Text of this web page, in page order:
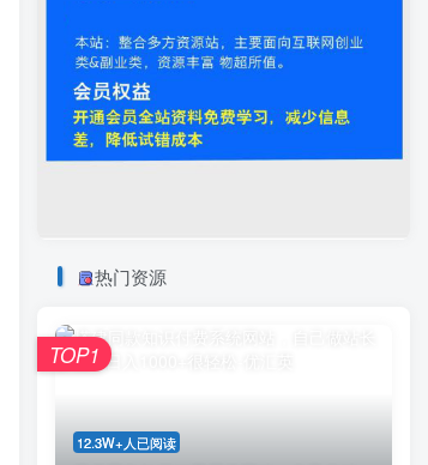
热门资源
12.3W+人已阅读
TOP1